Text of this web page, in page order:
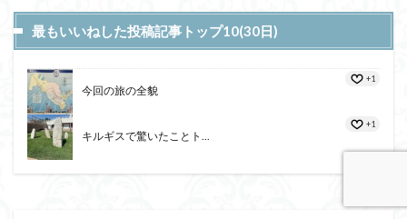
最もいいねした投稿記事トップ10(30日)
今回の旅の全貌
+1
キルギスで驚いたことト...
+1